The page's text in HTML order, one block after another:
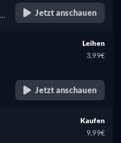
Jetzt anschauen
Leihen
3,99€
Jetzt anschauen
Kaufen
9,99€